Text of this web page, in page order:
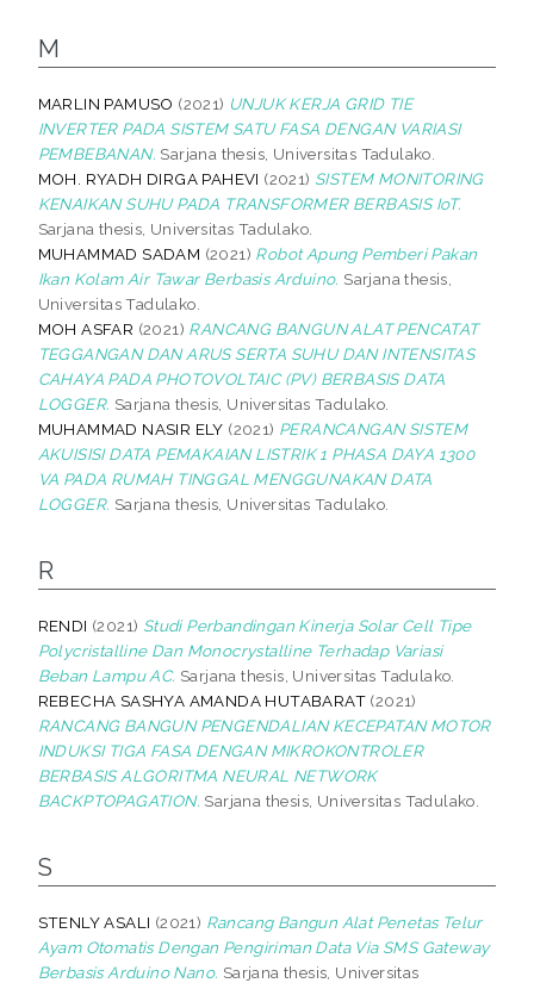
M
MARLIN PAMUSO (2021) UNJUK KERJA GRID TIE
INVERTER PADA SISTEM SATU FASA DENGAN VARIASI
PEMBEBANAN. Sarjana thesis, Universitas Tadulako.
MOH. RYADH DIRGA PAHEVI (2021) SISTEM MONITORING
KENAIKAN SUHU PADA TRANSFORMER BERBASIS IoT.
Sarjana thesis, Universitas Tadulako.
MUHAMMAD SADAM (2021) Robot Apung Pemberi Pakan
Ikan Kolam Air Tawar Berbasis Arduino. Sarjana thesis,
Universitas Tadulako.
MOH ASFAR (2021) RANCANG BANGUN ALAT PENCATAT
TEGGANGAN DAN ARUS SERTA SUHU DAN INTENSITAS
CAHAYA PADA PHOTOVOLTAIC (PV) BERBASIS DATA
LOGGER. Sarjana thesis, Universitas Tadulako.
MUHAMMAD NASIR ELY (2021) PERANCANGAN SISTEM
AKUISISI DATA PEMAKAIAN LISTRIK 1 PHASA DAYA 1300
VA PADA RUMAH TINGGAL MENGGUNAKAN DATA
LOGGER. Sarjana thesis, Universitas Tadulako.
R
RENDI (2021) Studi Perbandingan Kinerja Solar Cell Tipe
Polycristalline Dan Monocrystalline Terhadap Variasi
Beban Lampu AC. Sarjana thesis, Universitas Tadulako.
REBECHA SASHYA AMANDA HUTABARAT (2021)
RANCANG BANGUN PENGENDALIAN KECEPATAN MOTOR
INDUKSI TIGA FASA DENGAN MIKROKONTROLER
BERBASIS ALGORITMA NEURAL NETWORK
BACKPTOPAGATION. Sarjana thesis, Universitas Tadulako.
S
STENLY ASALI (2021) Rancang Bangun Alat Penetas Telur
Ayam Otomatis Dengan Pengiriman Data Via SMS Gateway
Berbasis Arduino Nano. Sarjana thesis, Universitas